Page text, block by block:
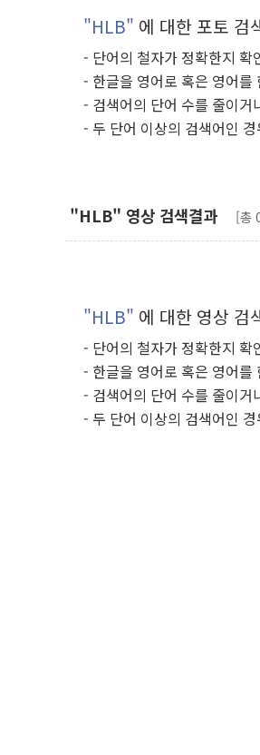
"HLB" 에 대한 포토 검
- 단어의 철자가 정확한지 확
- 한글을 영어로 혹은 영어를
- 검색어의 단어 수를 줄이거
- 두 단어 이상의 검색어인
"HLB" 영상 검색결과 [총
"HLB" 에 대한 영상 검
- 단어의 철자가 정확한지 확
- 한글을 영어로 혹은 영어를
- 검색어의 단어 수를 줄이거
- 두 단어 이상의 검색어인